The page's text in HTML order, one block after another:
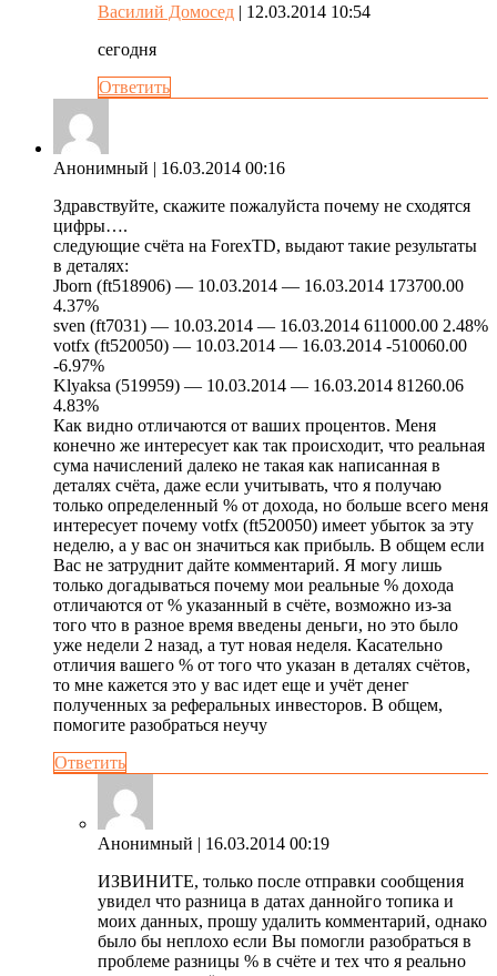
Василий Домосед | 12.03.2014 10:54
сегодня
Ответить
Анонимный | 16.03.2014 00:16
Здравствуйте, скажите пожалуйста почему не сходятся
цифры….
следующие счёта на ForexTD, выдают такие результаты
в деталях:
Jborn (ft518906) — 10.03.2014 — 16.03.2014 173700.00
4.37%
sven (ft7031) — 10.03.2014 — 16.03.2014 611000.00 2.48%
votfx (ft520050) — 10.03.2014 — 16.03.2014 -510060.00
-6.97%
Klyaksa (519959) — 10.03.2014 — 16.03.2014 81260.06
4.83%
Как видно отличаются от ваших процентов. Меня
конечно же интересует как так происходит, что реальная
сума начислений далеко не такая как написанная в
деталях счёта, даже если учитывать, что я получаю
только определенный % от дохода, но больше всего меня
интересует почему votfx (ft520050) имеет убыток за эту
неделю, а у вас он значиться как прибыль. В общем если
Вас не затруднит дайте комментарий. Я могу лишь
только догадываться почему мои реальные % дохода
отличаются от % указанный в счёте, возможно из-за
того что в разное время введены деньги, но это было
уже недели 2 назад, а тут новая неделя. Касательно
отличия вашего % от того что указан в деталях счётов,
то мне кажется это у вас идет еще и учёт денег
полученных за реферальных инвесторов. В общем,
помогите разобраться неучу
Ответить
Анонимный | 16.03.2014 00:19
ИЗВИНИТЕ, только после отправки сообщения
увидел что разница в датах даннойго топика и
моих данных, прошу удалить комментарий, однако
было бы неплохо если Вы помогли разобраться в
проблеме разницы % в счёте и тех что я реально